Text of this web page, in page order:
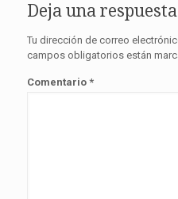
Deja una respuesta
Tu dirección de correo
campos obligatorios están
Comentario *